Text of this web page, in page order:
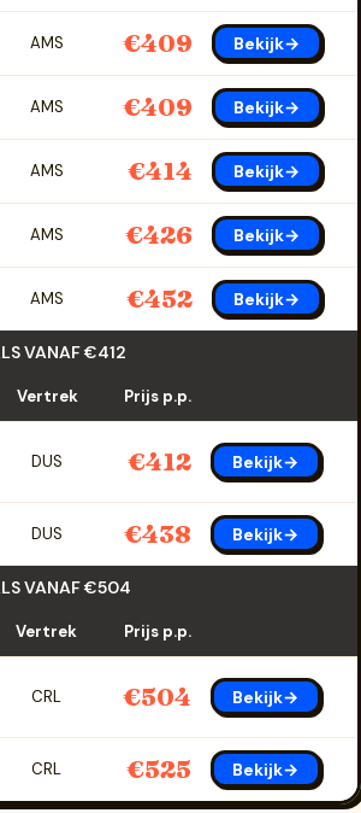
AMS €409 Bekijk→
AMS €409 Bekijk→
AMS €414 Bekijk→
AMS €426 Bekijk→
AMS €452 Bekijk→
VANAF €412
Vertrek Prijs p.p.
DUS €412 Bekijk→
DUS €438 Bekijk→
VANAF €504
Vertrek Prijs p.p.
CRL €504 Bekijk→
CRL €525 Bekijk→